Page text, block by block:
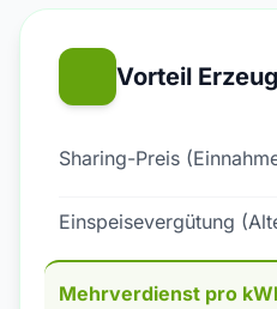
Vorteil
Sharing-Preis
Einspeisevergütung
Mehrverdienst pro